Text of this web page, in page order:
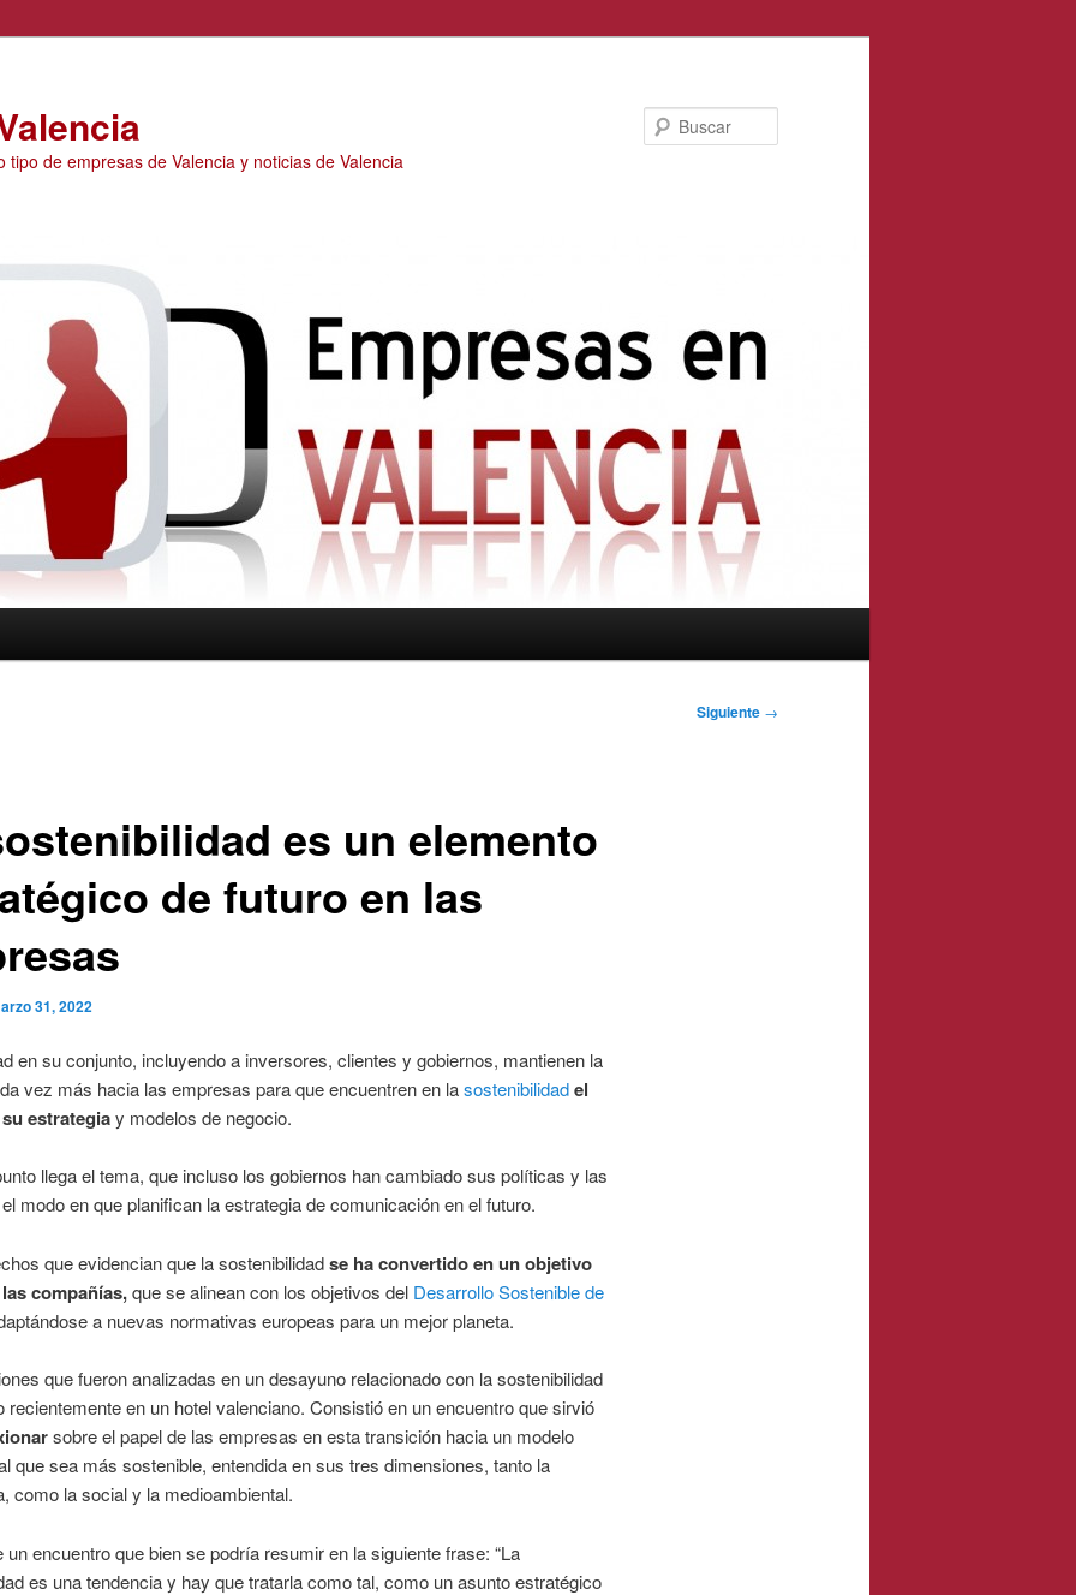
de empresas de Valencia y noticias de Valencia
Siguiente →
es un elemento
de futuro en las
31, 2022
en su conjunto, incluyendo a inversores, clientes y gobiernos, mantienen la
vez más hacia las empresas para que encuentren en lasostenibilidadel
estrategiay modelos de negocio.
llega el tema, que incluso los gobiernos han cambiado sus políticas y las
modo en que planifican la estrategia de comunicación en el futuro.
que evidencian que la sostenibilidadse ha convertido en un objetivo
compañías,que se alinean con los objetivos del Desarrollo Sostenible de
a nuevas normativas europeas para un mejor planeta.
que fueron analizadas en un desayuno relacionado con la sostenibilidad
recientemente en un hotel valenciano. Consistió en un encuentro que sirvió
sobre el papel de las empresas en esta transición hacia un modelo
que sea más sostenible, entendida en sus tres dimensiones, tanto la
como la social y la medioambiental.
un encuentro que bien se podría resumir en la siguiente frase: “La
es una tendencia y hay que tratarla como tal, como un asunto estratégico